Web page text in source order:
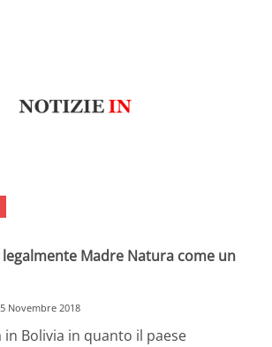
Madre Natura come un
5 Novembre 2018
Bolivia in quanto il paese